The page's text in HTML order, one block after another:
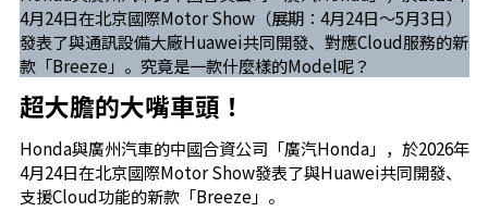
4月24日在北京國際Motor Show（展期：4月24日～5月3日）
發表了與通訊設備大廠Huawei共同開發、對應Cloud服務的新
款「Breeze」。究竟是一款什麼樣的Model呢？
超大膽的大嘴車頭！
Honda與廣州汽車的中國合資公司「廣汽Honda」，於2026年
4月24日在北京國際Motor Show發表了與Huawei共同開發、
支援Cloud功能的新款「Breeze」。